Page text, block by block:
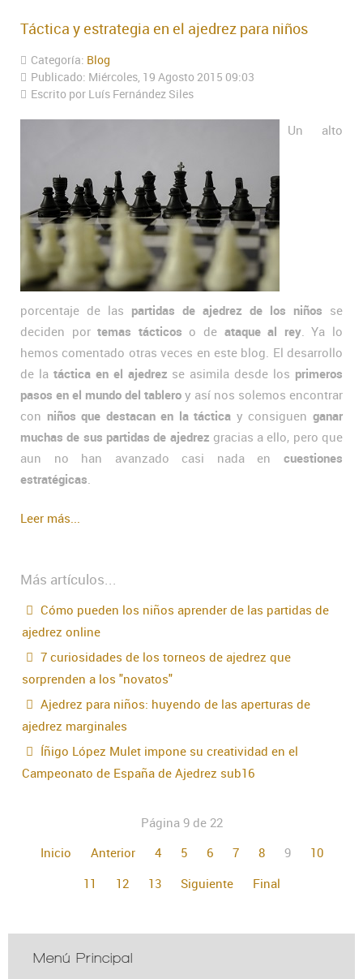
Táctica y estrategia en el ajedrez para niños
Categoría: Blog
Publicado: Miércoles, 19 Agosto 2015 09:03
Escrito por Luís Fernández Siles
Un alto
porcentaje de las partidas de ajedrez de los niños se
deciden portemas tácticos o de ataque al rey. Ya lo
hemos comentado otras veces en este blog. El desarrollo
de la táctica en el ajedrez se asimila desde los primeros
pasos en el mundo del tablero y así nos solemos encontrar
con niños que destacan en la táctica y consiguenganar
muchas de sus partidas de ajedrez gracias a ello, pero que
aun no han avanzado casi nada en cuestiones
estratégicas
Leer más...
Más artículos...
Cómo pueden los niños aprender de las partidas de
ajedrez online
7 curiosidades de los torneos de ajedrez que
sorprenden a los "novatos"
Ajedrez para niños: huyendo de las aperturas de
ajedrez marginales
Íñigo López Mulet impone su creatividad en el
Campeonato de España de Ajedrez sub16
Página 9 de 22
Inicio
Anterior 4 5 6 7 8 9
10
11
12 13 Siguiente Final
Menú Principal